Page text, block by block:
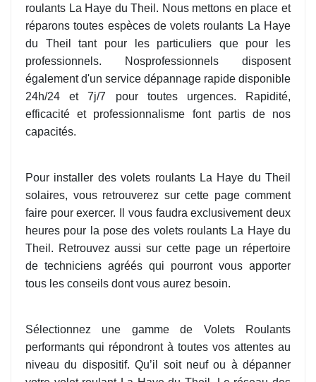
roulants La Haye du Theil. Nous mettons en place et
réparons toutes espèces de volets roulants La Haye
du Theil tant pour les particuliers que pour les
professionnels. Nosprofessionnels disposent
également d'un service dépannage rapide disponible
24h/24 et 7j/7 pour toutes urgences. Rapidité,
efficacité et professionnalisme font partis de nos
capacités.
Pour installer des volets roulants La Haye du Theil
solaires, vous retrouverez sur cette page comment
faire pour exercer. Il vous faudra exclusivement deux
heures pour la pose des volets roulants La Haye du
Theil. Retrouvez aussi sur cette page un répertoire
de techniciens agréés qui pourront vous apporter
tous les conseils dont vous aurez besoin.
Sélectionnez une gamme de Volets Roulants
performants qui répondront à toutes vos attentes au
niveau du dispositif. Qu’il soit neuf ou à dépanner